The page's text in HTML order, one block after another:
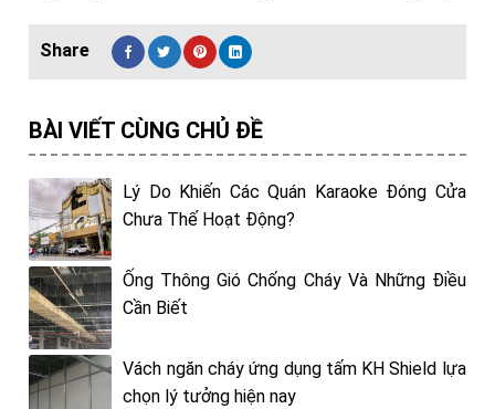
BÀI VIẾT CÙNG CHỦ ĐỀ
Lý Do Khiến Các Quán Karaoke Đóng Cửa
Chưa Thế Hoạt Động?
Ống Thông Gió Chống Cháy Và Những Điều
Cần Biết
Vách ngăn cháy ứng dụng tấm KH Shield lựa
chọn lý tưởng hiện nay